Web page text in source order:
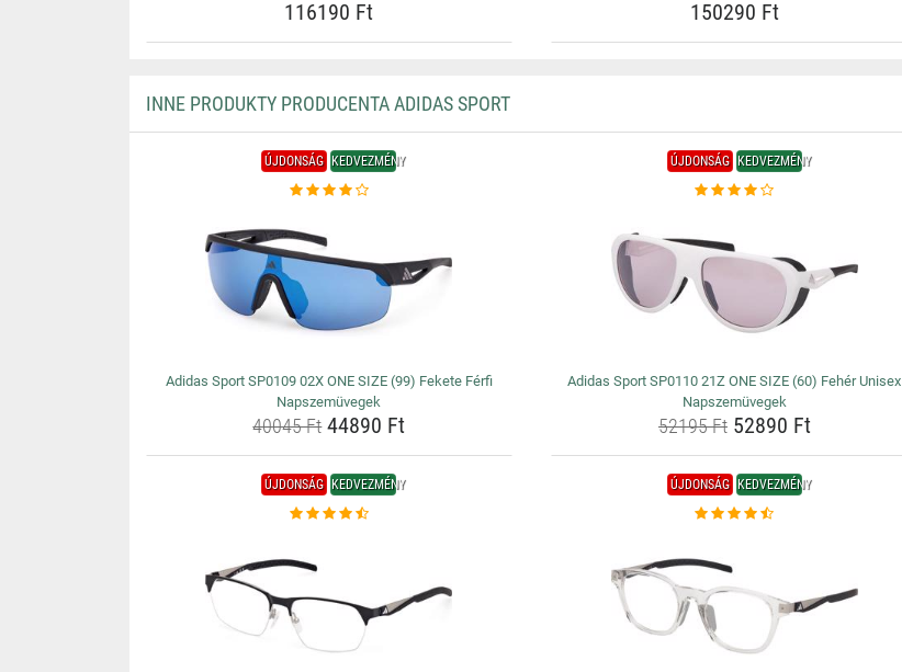
116190 Ft 150290 Ft
INNE PRODUKTY PRODUCENTA ADIDAS SPORT
ÚJDONSÁG KEDVEZMÉNY
Adidas Sport SP0109 02X ONE SIZE (99) Fekete Férfi
Napszemüvegek
40045 Ft44890 Ft
ÚJDONSÁG KEDVEZMÉNY
Adidas Sport SP0110 21Z ONE SIZE (60) Fehér Unisex
Napszemüvegek
52195 Ft52890 Ft
ÚJDONSÁG KEDVEZMÉNY ÚJDONSÁG KEDVEZMÉNY